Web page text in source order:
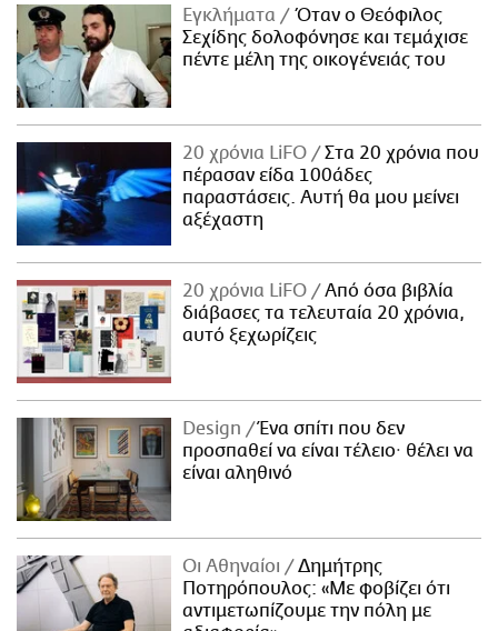
Εγκλήματα
Όταν ο Θεόφιλος
Σεχίδης δολοφόνησε και τεμάχισε
πέντε μέλη της οικογένειάς του
20 χρόνια LiFO
Στα 20 χρόνια που
πέρασαν είδα 100άδες
παραστάσεις. Αυτή θα μου μείνει
αξέχαστη
20 χρόνια LiFO
Από όσα βιβλία
διάβασες τα τελευταία 20 χρόνια,
αυτό ξεχωρίζεις
Design
Ένα σπίτι που δεν
προσπαθεί να είναι τέλειο· θέλει να
είναι αληθινό
Οι Αθηναίοι
Δημήτρης
Ποτηρόπουλος: «Με φοβίζει ότι
αντιμετωπίζουμε την πόλη με